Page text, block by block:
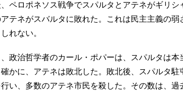
ペロポネソス戦争でスパルタとアテネがギリ
テネがスバルタに敗れた。これは民主主義の
れない。
、政治哲学者のカール・ポパーは、スパルタは
かに、アテネは敗北した。敗北後、スパルタ
い、多数のアテネ市民を殺した。その数は、